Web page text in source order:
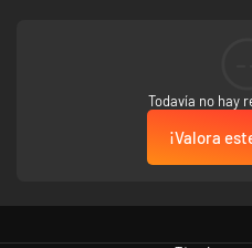
Todavía no hay
¡Valora